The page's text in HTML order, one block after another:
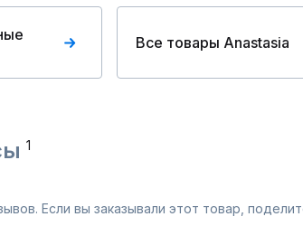
Все товары Anastasia
1
Если вы заказывали этот товар,